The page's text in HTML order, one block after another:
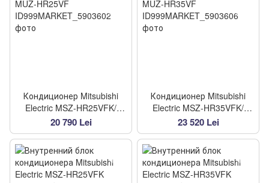
Кондиционер Mitsubishi
Electric MSZ-HR25VFK/
MUZ-HR25VF
20 790 Lei
Кондиционер Mitsubishi
Electric MSZ-HR35VFK/
MUZ-HR35VF
23 520 Lei